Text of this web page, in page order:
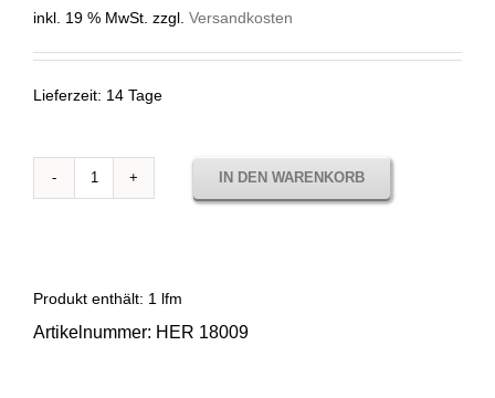
inkl. 19 % MwSt. zzgl. Versandkosten
Lieferzeit: 14 Tage
Sunbrella
18009
IN DEN WARENKORB
Produkt enthält: 1 lfm
Artikelnummer: HER 18009